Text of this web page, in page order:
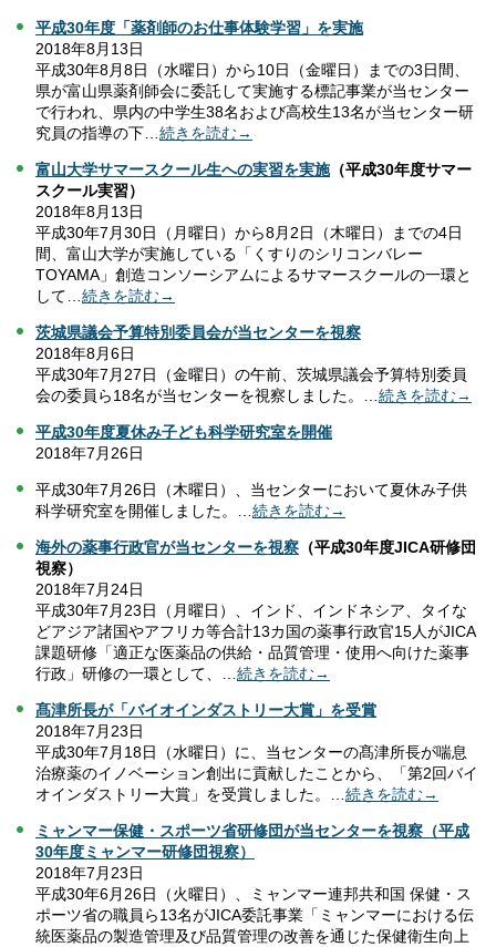
平成30年度「薬剤師のお仕事体験学習」を実施
2018年8月13日
平成30年8月8日（水曜日）から10日（金曜日）までの3日間、
県が富山県薬剤師会に委託して実施する標記事業が当センター
で行われ、県内の中学生38名および高校生13名が当センター研
究員の指導の下… 続きを読む→
富山大学サマースクール生への実習を実施（平成30年度サマー
スクール実習）
2018年8月13日
平成30年7月30日（月曜日）から8月2日（木曜日）までの4日
間、富山大学が実施している「くすりのシリコンバレー
TOYAMA」創造コンソーシアムによるサマースクールの一環と
して… 続きを読む→
茨城県議会予算特別委員会が当センターを視察
2018年8月6日
平成30年7月27日（金曜日）の午前、茨城県議会予算特別委員
会の委員ら18名が当センターを視察しました。… 続きを読む→
平成30年度夏休み子ども科学研究室を開催
2018年7月26日
平成30年7月26日（木曜日）、当センターにおいて夏休み子供
科学研究室を開催しました。… 続きを読む→
海外の薬事行政官が当センターを視察 （平成30年度JICA研修団
視察）
2018年7月24日
平成30年7月23日（月曜日）、インド、インドネシア、タイな
どアジア諸国やアフリカ等合計13カ国の薬事行政官15人がJICA
課題研修「適正な医薬品の供給・品質管理・使用へ向けた薬事
行政」研修の一環として、… 続きを読む→
髙津所長が「バイオインダストリー大賞」を受賞
2018年7月23日
平成30年7月18日（水曜日）に、当センターの髙津所長が喘息
治療薬のイノベーション創出に貢献したことから、「第2回バイ
オインダストリー大賞」を受賞しました。… 続きを読む→
ミャンマー保健・スポーツ省研修団が当センターを視察（平成
30年度ミャンマー研修団視察）
2018年7月23日
平成30年6月26日（火曜日）、ミャンマー連邦共和国 保健・ス
ポーツ省の職員ら13名がJICA委託事業「ミャンマーにおける伝
統医薬品の製造管理及び品質管理の改善を通じた保健衛生向上